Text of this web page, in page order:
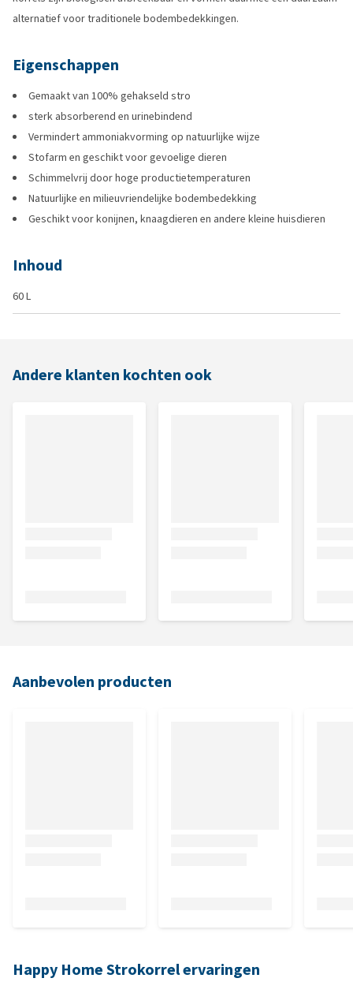
alternatief voor traditionele bodembedekkingen.
Eigenschappen
Gemaakt van 100% gehakseld stro
sterk absorberend en urinebindend
Vermindert ammoniakvorming op natuurlijke wijze
Stofarm en geschikt voor gevoelige dieren
Schimmelvrij door hoge productietemperaturen
Natuurlijke en milieuvriendelijke bodembedekking
Geschikt voor konijnen, knaagdieren en andere kleine huisdieren
Inhoud
60 L
Andere klanten kochten ook
Aanbevolen producten
Happy Home Strokorrel ervaringen